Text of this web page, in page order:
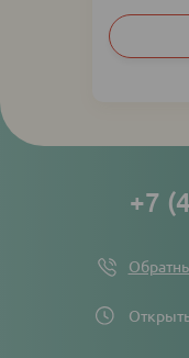
Social
networks
links
+7